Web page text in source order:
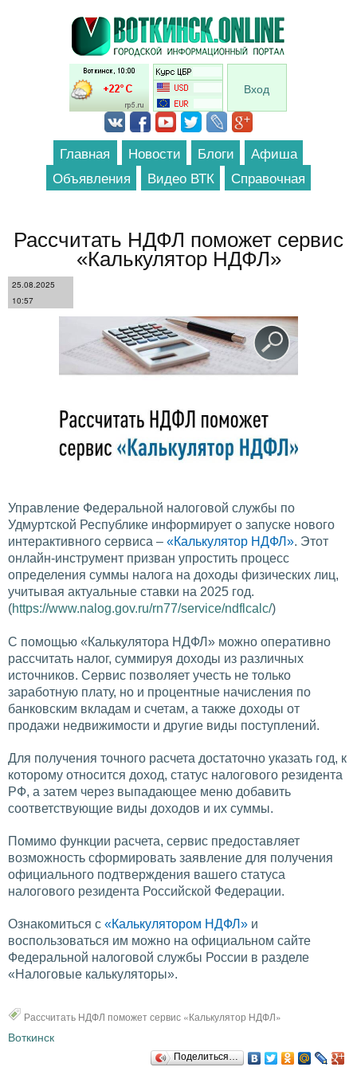
Перейти к основному содержанию
Вход
Главная Новости Блоги
Афиша
Объявления
Видео ВТК Справочная
Рассчитать НДФЛ поможет сервис
«Калькулятор НДФЛ»
25.08.2025
10:57
Управление Федеральной налоговой службы по
Удмуртской Республике информирует о запуске нового
интерактивного сервиса – «Калькулятор НДФЛ». Этот
онлайн-инструмент призван упростить процесс
определения суммы налога на доходы физических лиц,
учитывая актуальные ставки на 2025 год.
(https://www.nalog.gov.ru/rn77/service/ndflcalc/)
С помощью «Калькулятора НДФЛ» можно оперативно
рассчитать налог, суммируя доходы из различных
источников. Сервис позволяет учесть не только
заработную плату, но и процентные начисления по
банковским вкладам и счетам, а также доходы от
продажи недвижимости и другие виды поступлений.
Для получения точного расчета достаточно указать год, к
которому относится доход, статус налогового резидента
РФ, а затем через выпадающее меню добавить
соответствующие виды доходов и их суммы.
Помимо функции расчета, сервис предоставляет
возможность сформировать заявление для получения
официального подтверждения вашего статуса
налогового резидента Российской Федерации.
Ознакомиться с «Калькулятором НДФЛ» и
воспользоваться им можно на официальном сайте
Федеральной налоговой службы России в разделе
«Налоговые калькуляторы».
Рассчитать НДФЛ поможет сервис «Калькулятор НДФЛ»
Воткинск
Поделиться…